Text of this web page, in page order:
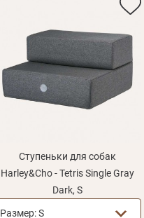
Ступеньки для собак
Harley&Cho - Tetris Single Gray
Dark, S
Размер:S